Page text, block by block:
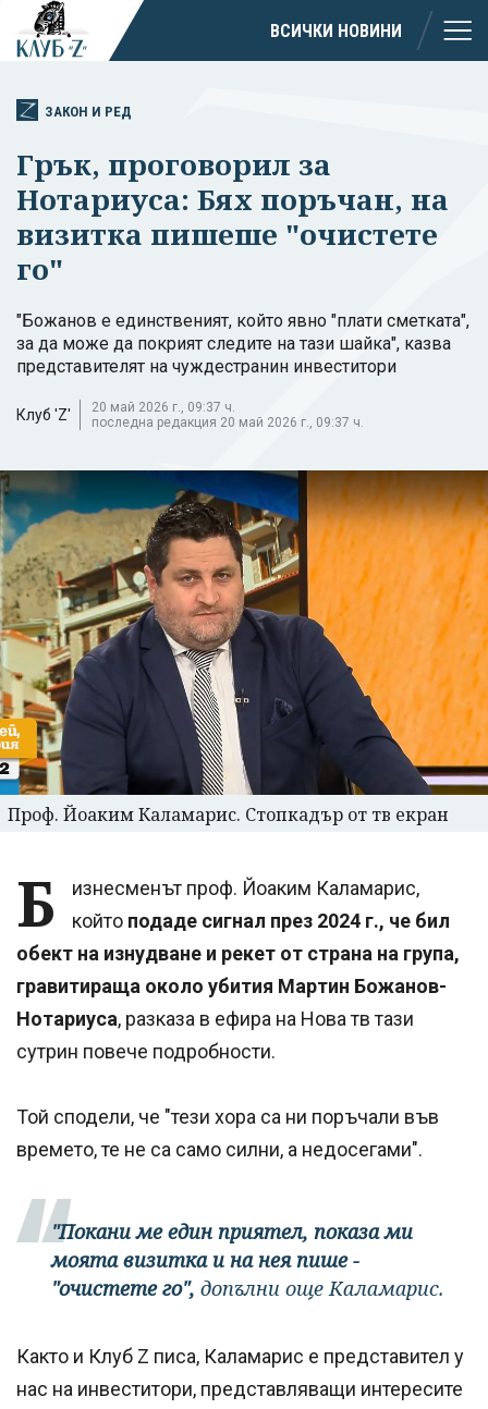
ВСИЧКИ НОВИНИ
ЗАКОН И РЕД
Грък, проговорил за
Нотариуса: Бях поръчан, на
визитка пишеше "очистете
го"
"Божанов е единственият, който явно "плати сметката",
за да може да покрият следите на тази шайка", казва
представителят на чуждестранин инвеститори
Клуб 'Z'
20 май 2026 г., 09:37 ч.
последна редакция 20 май 2026 г., 09:37 ч.
Проф. Йоаким Каламарис. Стопкадър от тв екран
Б
изнесменът проф. Йоаким Каламарис,
който подаде сигнал през 2024 г., че бил
обект на изнудване и рекет от страна на група,
гравитираща около убития Мартин Божанов-
Нотариуса, разказа в ефира на Нова тв тази
сутрин повече подробности.
Той сподели, че "тези хора са ни поръчали във
времето, те не са само силни, а недосегами".
"Покани ме един приятел, показа ми
моята визитка и на нея пише -
"очистете го", допълни още Каламарис.
Както и Клуб Z писа, Каламарис е представител у
нас на инвеститори, представляващи интересите